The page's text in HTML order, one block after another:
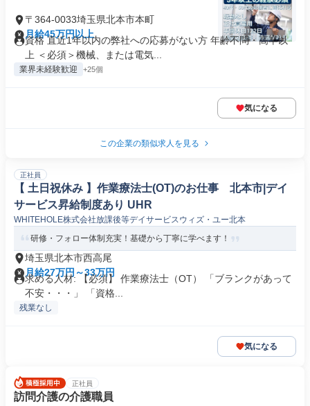
〒364-0033埼玉県北本市本町
月給45万円以上
資格 直近1年以内の弊社への応募がない方 年齢不問・高卒以
上 ＜必須＞機械、または電気...
業界未経験歓迎 +25個
気になる
この企業の類似求人を見る
正社員
【 土日祝休み 】作業療法士(OT)のお仕事 北本市|デイ
サービス昇給制度あり UHR
WHITEHOLE株式会社放課後等デイサービスウィズ・ユー北本
研修・フォロー体制充実！基礎から丁寧に学べます！
埼玉県北本市西高尾
月給27万円～33万円
求める人材: 【必須】 作業療法士（OT） 「ブランクがあって
不安・・・」 「資格...
残業なし
気になる
正社員
訪問介護の介護職員